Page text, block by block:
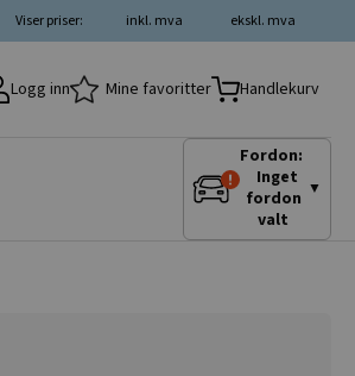
ekskl. mva
inkl. mva
Viser priser:
Logg inn Mine favoritter Handlekurv
Fordon:
Inget
fordon
valt
▼